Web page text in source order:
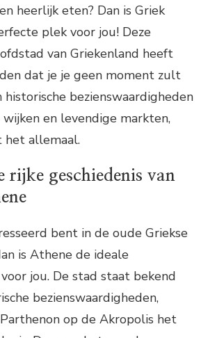
heerlijk eten? Dan is Griek
plek voor jou! Deze
van Griekenland heeft
dat je je geen moment zult
historische bezienswaardigheden
en levendige markten,
het allemaal.
rijke geschiedenis van
bent in de oude Griekse
is Athene de ideale
jou. De stad staat bekend
bezienswaardigheden,
op de Akropolis het